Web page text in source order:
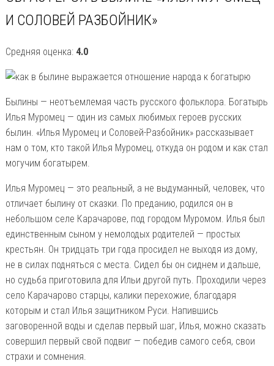
И СОЛОВЕЙ РАЗБОЙНИК»
Средняя оценка: 4.0
Былины — неотъемлемая часть русского фольклора. Богатырь
Илья Муромец — один из самых любимых героев русских
былин. «Илья Муромец и Соловей-Разбойник» рассказывает
нам о том, кто такой Илья Муромец, откуда он родом и как стал
могучим богатырем.
Илья Муромец — это реальный, а не выдуманный, человек, что
отличает былину от сказки. По преданию, родился он в
небольшом селе Карачарове, под городом Муромом. Илья был
единственным сыном у немолодых родителей — простых
крестьян. Он тридцать три года просидел не выходя из дому,
не в силах подняться с места. Сидел бы он сиднем и дальше,
но судьба приготовила для Ильи другой путь. Проходили через
село Карачарово старцы, калики перехожие, благодаря
которым и стал Илья защитником Руси. Напившись
заговоренной воды и сделав первый шаг, Илья, можно сказать
совершил первый свой подвиг — победив самого себя, свои
страхи и сомнения.